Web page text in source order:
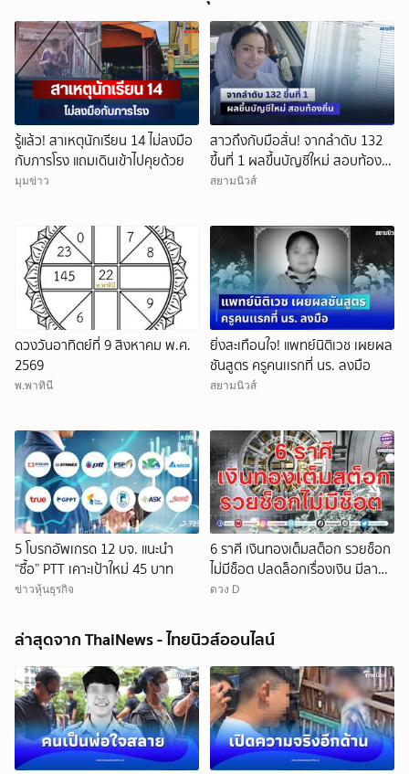
รู้แล้ว! สาเหตุนักเรียน 14 ไม่ลงมือ
กับภารโรง แถมเดินเข้าไปคุยด้วย
มุมข่าว
สาวถึงกับมือสั่น! จากลำดับ 132
ขึ้นที่ 1 ผลขึ้นบัญชีใหม่ สอบท้อง
ถิ่น
สยามนิวส์
ดวงวันอาทิตย์ที่ 9 สิงหาคม พ.ศ.
2569
พ.พาทินี
ยิ่งสะเทือนใจ! แพทย์นิติเวช เผยผล
ชันสูตร ครูคนเเรกที่ นร. ลงมือ
สยามนิวส์
5 โบรกอัพเกรด 12 บจ. แนะนำ
“ซื้อ” PTT เคาะเป้าใหม่ 45 บาท
ข่าวหุ้นธุรกิจ
6 ราศี เงินทองเต็มสต็อก รวยช็อก
ไม่มีช็อต ปลดล็อกเรื่องเงิน มีลาภ
ลอยจ่อคิว
ดวง D
ล่าสุดจาก ThaiNews - ไทยนิวส์ออนไลน์